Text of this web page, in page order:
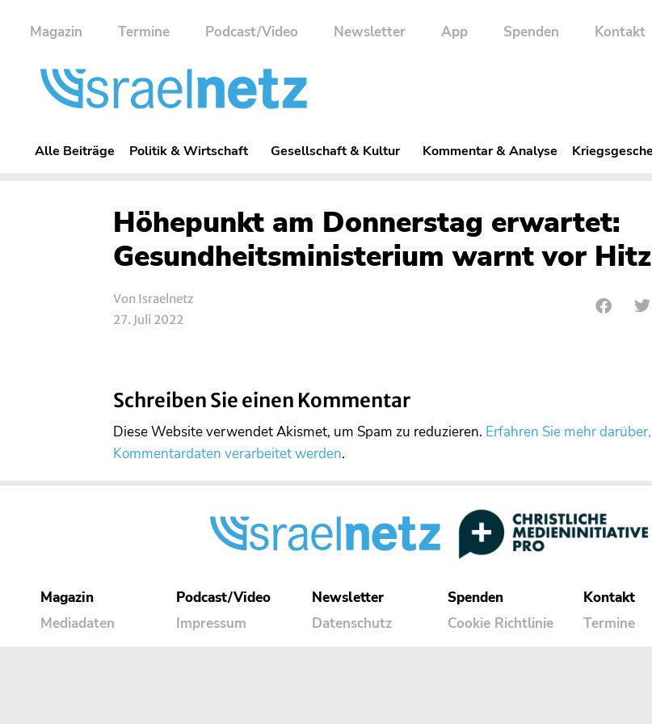
Magazin Termine Podcast/Video Newsletter App Spenden Kontakt
Alle Beiträge Politik & Wirtschaft Gesellschaft & Kultur Kommentar & Analyse
Höhepunkt am Donnerstag erwartet:
Gesundheitsministerium warnt vor
Von Israelnetz
27. Juli 2022
Schreiben Sie einen Kommentar
Diese Website verwendet Akismet, um Spam zu reduzieren. Erfahren Sie mehr
Kommentardaten verarbeitet werden.
Magazin
Mediadaten
Podcast/Video
Impressum
Newsletter
Datenschutz
Spenden
Cookie Richtlinie
Kontakt
Termine